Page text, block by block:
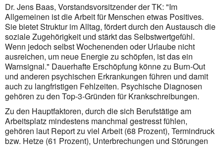
Dr. Jens Baas, Vorstandsvorsitzender der TK: "Im
Allgemeinen ist die Arbeit für Menschen etwas Positives.
Sie bietet Struktur im Alltag, fördert durch den Austausch die
soziale Zugehörigkeit und stärkt das Selbstwertgefühl.
Wenn jedoch selbst Wochenenden oder Urlaube nicht
ausreichen, um neue Energie zu schöpfen, ist das ein
Warnsignal." Dauerhafte Erschöpfung könne zu Burn-Out
und anderen psychischen Erkrankungen führen und damit
auch zu langfristigen Fehlzeiten. Psychische Diagnosen
gehören zu den Top-3-Gründen für Krankschreibungen.
Zu den Hauptfaktoren, durch die sich Berufstätige am
Arbeitsplatz mindestens manchmal gestresst fühlen,
gehören laut Report zu viel Arbeit (68 Prozent), Termindruck
bzw. Hetze (61 Prozent), Unterbrechungen und Störungen